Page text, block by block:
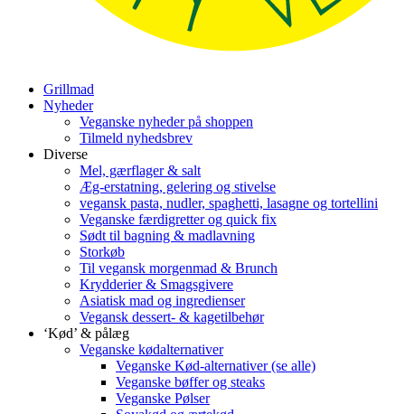
Grillmad
Nyheder
Veganske nyheder på shoppen
Tilmeld nyhedsbrev
Diverse
Mel, gærflager & salt
Æg-erstatning, gelering og stivelse
vegansk pasta, nudler, spaghetti, lasagne og tortellini
Veganske færdigretter og quick fix
Sødt til bagning & madlavning
Storkøb
Til vegansk morgenmad & Brunch
Krydderier & Smagsgivere
Asiatisk mad og ingredienser
Vegansk dessert- & kagetilbehør
‘Kød’ & pålæg
Veganske kødalternativer
Veganske Kød-alternativer (se alle)
Veganske bøffer og steaks
Veganske Pølser